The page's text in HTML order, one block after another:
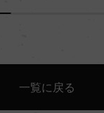
一覧に戻る